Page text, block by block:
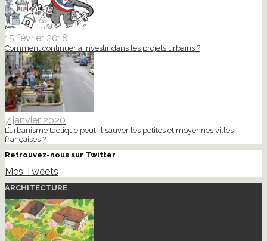
15 février 2018
Comment continuer à investir dans les projets urbains ?
7 janvier 2020
L’urbanisme tactique peut-il sauver les petites et moyennes villes
françaises ?
Retrouvez-nous sur Twitter
Mes Tweets
ARCHITECTURE